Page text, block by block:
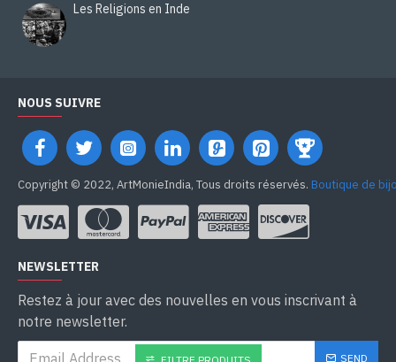
Les Religions en Inde
NOUS SUIVRE
Copyright © 2022, ArtMonieIndia, Tous droits réservés. Boutique de
NEWSLETTER
Restez à jour avec des nouvelles en vous inscrivant à
notre newsletter.
SEND